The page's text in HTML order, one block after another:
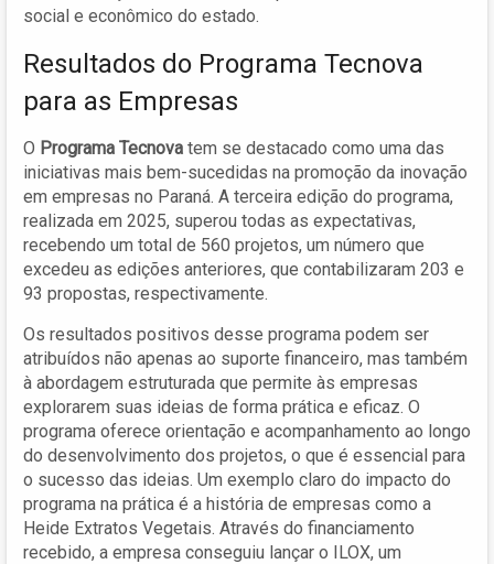
social e econômico do estado.
Resultados do Programa Tecnova
para as Empresas
O Programa Tecnova tem se destacado como uma das
iniciativas mais bem-sucedidas na promoção da inovação
em empresas no Paraná. A terceira edição do programa,
realizada em 2025, superou todas as expectativas,
recebendo um total de 560 projetos, um número que
excedeu as edições anteriores, que contabilizaram 203 e
93 propostas, respectivamente.
Os resultados positivos desse programa podem ser
atribuídos não apenas ao suporte financeiro, mas também
à abordagem estruturada que permite às empresas
explorarem suas ideias de forma prática e eficaz. O
programa oferece orientação e acompanhamento ao longo
do desenvolvimento dos projetos, o que é essencial para
o sucesso das ideias. Um exemplo claro do impacto do
programa na prática é a história de empresas como a
Heide Extratos Vegetais. Através do financiamento
recebido, a empresa conseguiu lançar o ILOX, um